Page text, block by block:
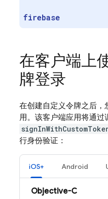
firebase
在客户端上
牌登录
在创建自定义令牌之后
用。该客户端应用将通过
行身份验证：
iOS+ Android
Objective-C